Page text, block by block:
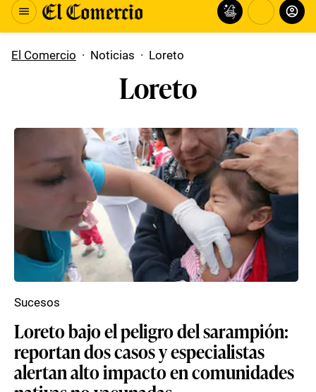
El Comercio · Noticias · Loreto
Loreto
Loreto bajo el peligro del sarampión:
reportan dos casos y especialistas
alertan alto impacto en comunidades
Sucesos